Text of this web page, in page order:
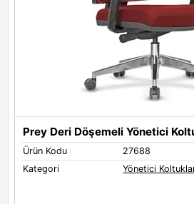
Prey Deri Döşemeli Yönetici
Ürün Kodu
27688
Kategori
Yönetici